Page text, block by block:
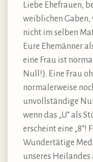
Liebe Ehefrauen,
weiblichen Gaben,
nicht im selben
Eure Ehemänner
eine Frau ist
Null!). Eine Frau
normalerweise
unvollständige Null
wenn das „U“ als
erscheint eine „8“!
Wundertätige
unseres Heilandes